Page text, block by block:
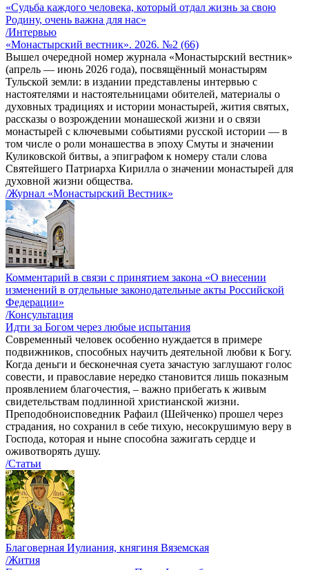
«Судьба каждого человека, который отдал жизнь за свою
Родину, очень важна для нас»
/Интервью
«Монастырский вестник». 2026. №2 (66)
Вышел очередной номер журнала «Монастырский вестник»
(апрель — июнь 2026 года), посвящённый монастырям
Тульской земли: в издании представлены интервью с
настоятелями и настоятельницами обителей, материалы о
духовных традициях и истории монастырей, жития святых,
рассказы о возрождении монашеской жизни и о связи
монастырей с ключевыми событиями русской истории — в
том числе о роли монашества в эпоху Смуты и значении
Куликовской битвы, а эпиграфом к номеру стали слова
Святейшего Патриарха Кирилла о значении монастырей для
духовной жизни общества.
/Журнал «Монастырский Вестник»
Комментарий в связи с принятием закона «О внесении
изменений в отдельные законодательные акты Российской
Федерации»
/Консультация
Идти за Богом через любые испытания
Современный человек особенно нуждается в примере
подвижников, способных научить деятельной любви к Богу.
Когда деньги и бесконечная суета зачастую заглушают голос
совести, и православие нередко становится лишь показным
проявлением благочестия, – важно прибегать к живым
свидетельствам подлинной христианской жизни.
Преподобноисповедник Рафаил (Шейченко) прошел через
страдания, но сохранил в себе тихую, несокрушимую веру в
Господа, которая и ныне способна зажигать сердце и
оживотворять душу.
/Статьи
Благоверная Иулиания, княгиня Вяземская
/Жития